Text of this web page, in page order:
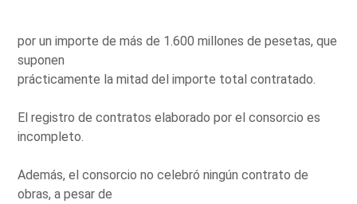
por un importe de más de 1.600 millones de pesetas, que
suponen
prácticamente la mitad del importe total contratado.
El registro de contratos elaborado por el consorcio es
incompleto.
Además, el consorcio no celebró ningún contrato de
obras, a pesar de